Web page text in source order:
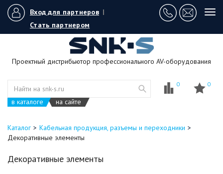
Вход для партнеров |
Стать партнером
Проектный дистрибьютор профессионального AV-оборудования
в каталоге на сайте
0 0
Каталог
Кабельная продукция, разъемы и переходники
Декоративные элементы
Декоративные элементы